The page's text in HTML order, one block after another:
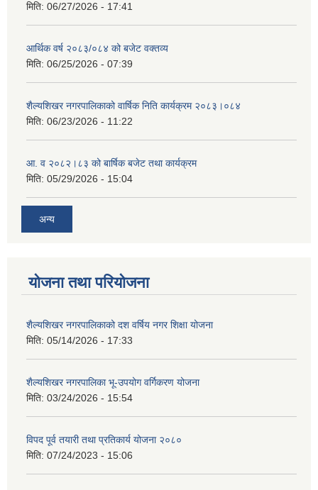
मिति: 06/27/2026 - 17:41
आर्थिक वर्ष २०८३/०८४ को बजेट वक्तव्य
मिति: 06/25/2026 - 07:39
शैल्यशिखर नगरपालिकाको वार्षिक निति कार्यक्रम २०८३।०८४
मिति: 06/23/2026 - 11:22
आ. व २०८२।८३ को बार्षिक बजेट तथा कार्यक्रम
मिति: 05/29/2026 - 15:04
अन्य
योजना तथा परियोजना
शैल्यशिखर नगरपालिकाको दश वर्षिय नगर शिक्षा योजना
मिति: 05/14/2026 - 17:33
शैल्यशिखर नगरपालिका भू-उपयोग वर्गिकरण योजना
मिति: 03/24/2026 - 15:54
विपद पूर्व तयारी तथा प्रतिकार्य योजना २०८०
मिति: 07/24/2023 - 15:06